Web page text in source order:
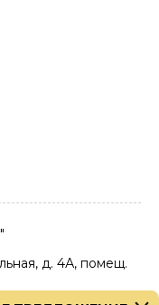
д. 4А, помещ.